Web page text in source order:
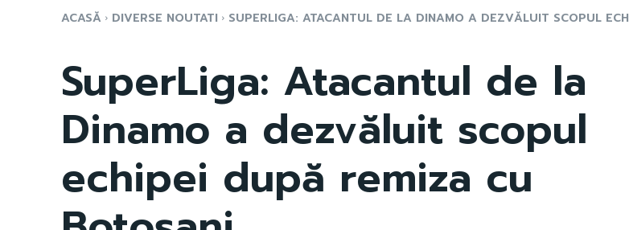
ACASĂ DIVERSE NOUTATI SUPERLIGA: ATACANTUL DE LA DINAMO A DEZVĂLUIT SCOPUL
SuperLiga: Atacantul de la
Dinamo a dezvăluit scopul
echipei după remiza cu